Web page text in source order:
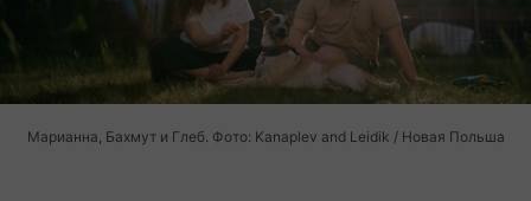
Марианна, Бахмут и Глеб. Фото: Kanaplev and Leidik / Новая Польша